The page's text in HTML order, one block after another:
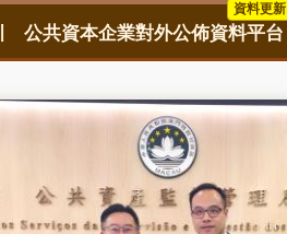
公共資本企業對外公佈資料平台
資料更新